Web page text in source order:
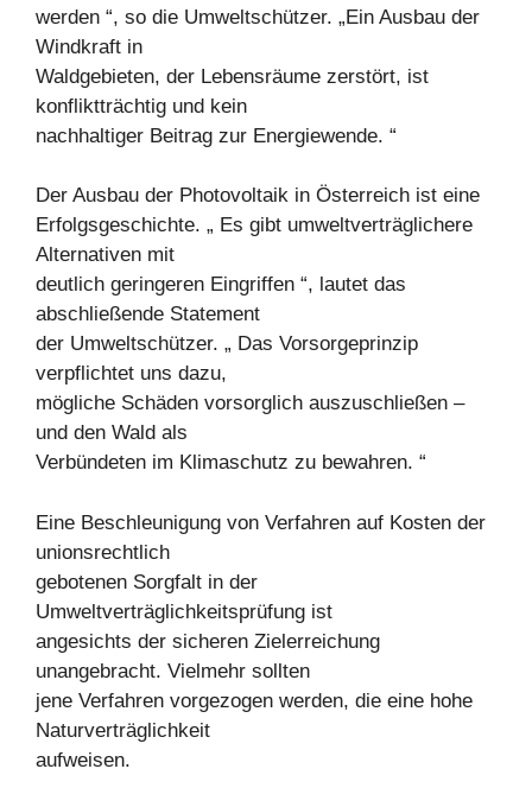
werden “, so die Umweltschützer. „Ein Ausbau der
Windkraft in
Waldgebieten, der Lebensräume zerstört, ist
konfliktträchtig und kein
nachhaltiger Beitrag zur Energiewende. “
Der Ausbau der Photovoltaik in Österreich ist eine
Erfolgsgeschichte. „ Es gibt umweltverträglichere
Alternativen mit
deutlich geringeren Eingriffen “, lautet das
abschließende Statement
der Umweltschützer. „ Das Vorsorgeprinzip
verpflichtet uns dazu,
mögliche Schäden vorsorglich auszuschließen –
und den Wald als
Verbündeten im Klimaschutz zu bewahren. “
Eine Beschleunigung von Verfahren auf Kosten der
unionsrechtlich
gebotenen Sorgfalt in der
Umweltverträglichkeitsprüfung ist
angesichts der sicheren Zielerreichung
unangebracht. Vielmehr sollten
jene Verfahren vorgezogen werden, die eine hohe
Naturverträglichkeit
aufweisen.